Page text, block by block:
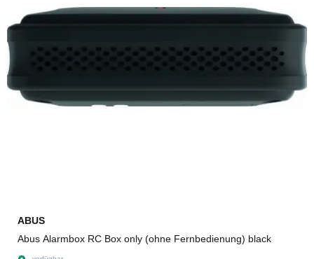
ABUS
Abus Alarmbox RC Box only (ohne Fernbedienung) black